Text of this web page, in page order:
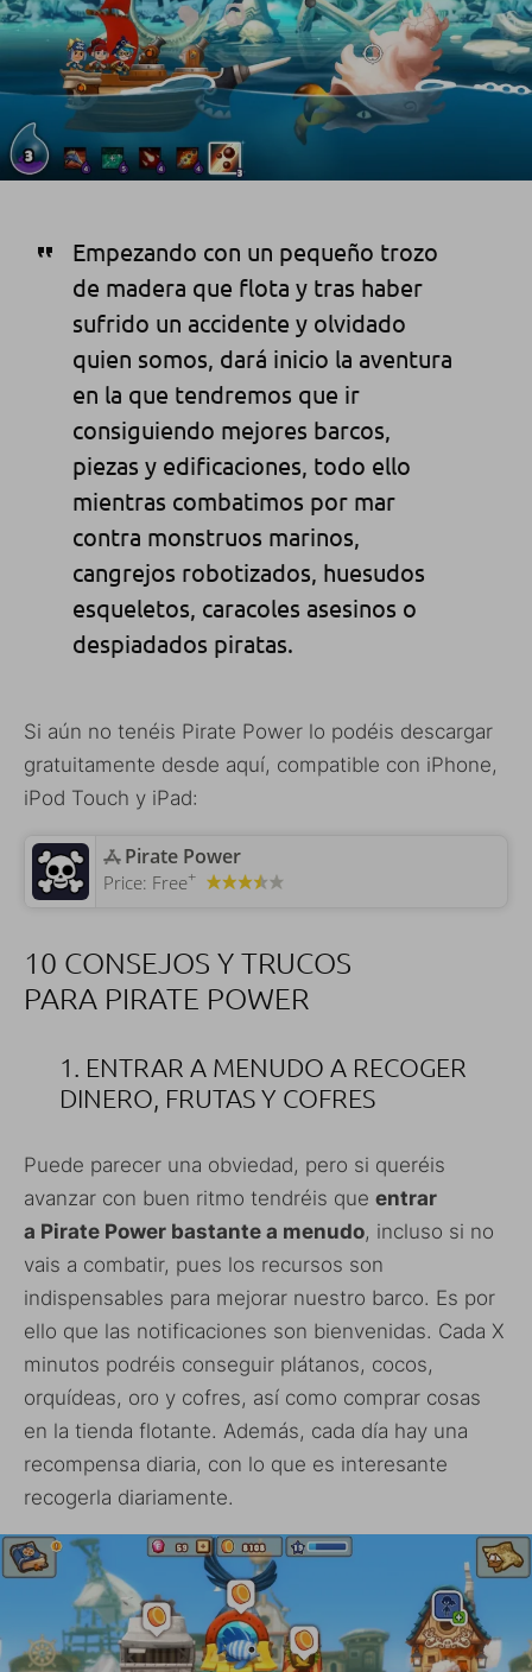
Empezando con un pequeño trozo
de madera que flota y tras haber
sufrido un accidente y olvidado
quien somos, dará inicio la aventura
en la que tendremos que ir
consiguiendo mejores barcos,
piezas y edificaciones, todo ello
mientras combatimos por mar
contra monstruos marinos,
cangrejos robotizados, huesudos
esqueletos, caracoles asesinos o
despiadados piratas.
Si aún no tenéis Pirate Power lo podéis descargar
gratuitamente desde aquí, compatible con iPhone,
iPod Touch y iPad:
‎Pirate Power
Price: Free+
10 CONSEJOS Y TRUCOS
PARA PIRATE POWER
1. ENTRAR A MENUDO A RECOGER
DINERO, FRUTAS Y COFRES
Puede parecer una obviedad, pero si queréis
avanzar con buen ritmo tendréis que entrar
a Pirate Power bastante a menudo, incluso si no
vais a combatir, pues los recursos son
indispensables para mejorar nuestro barco. Es por
ello que las notificaciones son bienvenidas. Cada X
minutos podréis conseguir plátanos, cocos,
orquídeas, oro y cofres, así como comprar cosas
en la tienda flotante. Además, cada día hay una
recompensa diaria, con lo que es interesante
recogerla diariamente.